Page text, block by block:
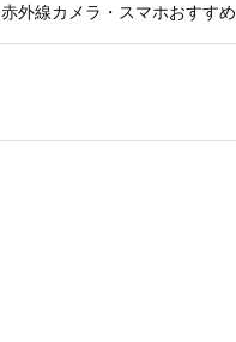
赤外線カメラ・スマホおすすめ